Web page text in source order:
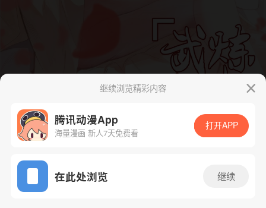
App免费看
下一话
继续浏览精彩内容
腾讯动漫App
海量漫画 新人7天免费看
打开APP
在此处浏览 继续